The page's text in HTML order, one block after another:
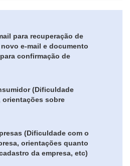
para recuperação de
e-mail e documento
confirmação de
(Dificuldade
orientações sobre
(Dificuldade com o
orientações quanto
da empresa, etc)